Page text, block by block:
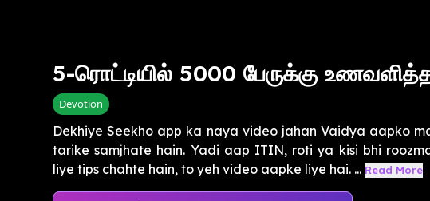
5-ரொட்டியில் 5000 பேருக்கு உணவளித்த
Devotion
Dekhiye Seekho app ka naya video jahan Vaidya aapko
tarike samjhate hain. Yadi aap ITIN, roti ya kisi bhi
liye tips chahte hain, to yeh video aapke liye hai. ... Read More